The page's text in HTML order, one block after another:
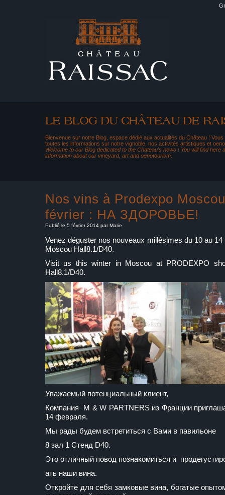
Bienvenue sur notre Blog, espace dédié aux actualités du Château !
toutes les informations sur notre vignoble, nos activités artistiques et
Welcome to our Blog dedicated to the Chateau's news ! You will find here
information about our vineyard, art and oenotourism.
Nos vins à Prodexpo
février : НА ЗДОРОВЬЕ!
Publié le 5 février 2014 par Marie
Venez déguster nos nouveaux millésimes du 10 au
Moscou Hall8.1/D40.
Visit us this winter in Moscou at PRODEXPO
Hall8.1/D40.
Уважаемый потенциальный клиент,
Компания M & W PARTNERS из Франции
14 февраля.
Мы рады будем встретиться с Вами в павильоне
8 зал 1 Стенд D40.
Это отличный повод познакомиться и
ать наши вина.
Откройте для себя замковые вина, богатые